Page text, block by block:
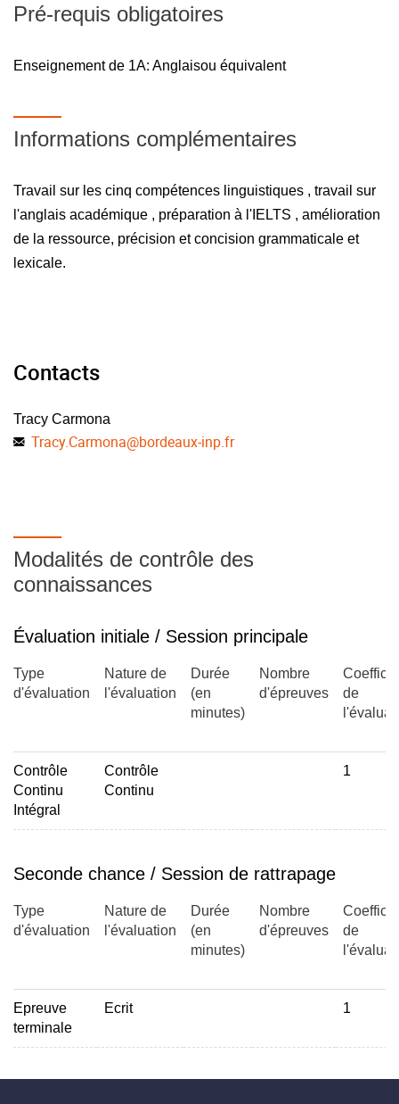
Pré-requis obligatoires
Enseignement de 1A: Anglaisou équivalent
Informations complémentaires
Travail sur les cinq compétences linguistiques , travail sur
l'anglais académique , préparation à l'IELTS , amélioration
de la ressource, précision et concision grammaticale et
lexicale.
Contacts
Tracy Carmona
Tracy.Carmona@bordeaux-inp.fr
Modalités de contrôle des
connaissances
Évaluation initiale / Session principale
Type
d'évaluation
Nature de
l'évaluation
Durée
(en
minutes)
Nombre
d'épreuves
de
Contrôle
Continu
Intégral
Contrôle
Continu
1
Seconde chance / Session de rattrapage
Type
d'évaluation
Nature de
l'évaluation
Durée
(en
minutes)
Nombre
d'épreuves
de
Epreuve
terminale
Ecrit 1